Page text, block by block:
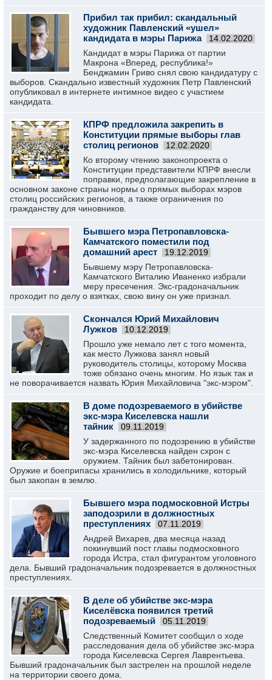
Прибил так прибил: скандальный
художник Павленский «ушел»
кандидата в мэры Парижа
14.02.2020
Кандидат в мэры Парижа от партии
Макрона «Вперед, республика!»
Бенджамин Гриво снял свою кандидатуру с
выборов. Скандально известный художник Петр Павленский
опубликовал в интернете интимное видео с участием
кандидата.
КПРФ предложила закрепить в
Конституции прямые выборы глав
столиц регионов
12.02.2020
Ко второму чтению законопроекта о
Конституции представители КПРФ внесли
поправки, предполагающие закрепление в
основном законе страны нормы о прямых выборах мэров
столиц российских регионов, а также ограничения по
гражданству для чиновников.
Бывшего мэра Петропавловска-
Камчатского поместили под
домашний арест
19.12.2019
Бывшему мэру Петропавловска-
Камчатского Виталию Иваненко избрали
меру пресечения. Экс-градоначальник
проходит по делу о взятках, свою вину он уже признал.
Скончался Юрий Михайлович
Лужков
10.12.2019
Прошло уже немало лет с того момента,
как место Лужкова занял новый
руководитель столицы, которому Москва
тоже обязано очень многим. Но язык так и
не поворачивается назвать Юрия Михайловича "экс-мэром".
В доме подозреваемого в убийстве
экс-мэра Киселевска нашли
тайник
09.11.2019
У задержанного по подозрению в убийстве
экс-мэра Киселевска найден схрон с
оружием. Тайник был забетонирован.
Оружие и боеприпасы хранились в холодильнике, который
был закопан в землю.
Бывшего мэра подмосковной Истры
заподозрили в должностных
преступлениях
07.11.2019
Андрей Вихарев, два месяца назад
покинувший пост главы подмосковного
города Истра, стал фигурантом уголовного
дела. Бывший градоначальник подозревается в должностных
преступлениях.
В деле об убийстве экс-мэра
Киселёвска появился третий
подозреваемый
05.11.2019
Следственный Комитет сообщил о ходе
расследования дела об убийстве экс-мэра
города Киселевска Сергея Лаврентьева.
Бывший градоначальник был застрелен на прошлой неделе
на территории своего дома.